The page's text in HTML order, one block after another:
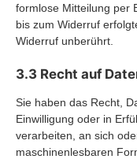
formlose Mitteilung per
bis zum Widerruf
Widerruf unberührt.
3.3 Recht auf
Sie haben das Recht,
Einwilligung oder in
verarbeiten, an sich
maschinenlesbaren